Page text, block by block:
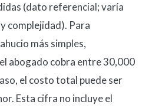
(dato referencial; varía
complejidad). Para
más simples,
abogado cobra entre 30,000
el costo total puede ser
Esta cifra no incluye el